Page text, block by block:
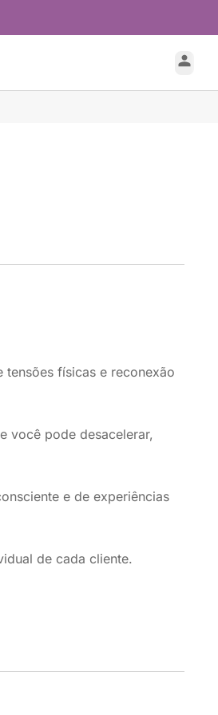
físicas e reconexão
você pode desacelerar,
e de experiências
de cada cliente.